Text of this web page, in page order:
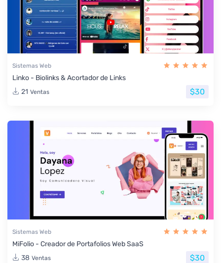
Sistemas Web
Linko - Biolinks & Acortador de Links
21 Ventas $30
Sistemas Web
MiFolio - Creador de Portafolios Web SaaS
38 Ventas $30